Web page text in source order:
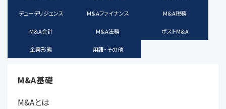
デューデリジェンス M&Aファイナンス M&A税務
M&A会計 M&A法務 ポストM&A
企業形態 用語・その他
M&A基礎
M&Aとは